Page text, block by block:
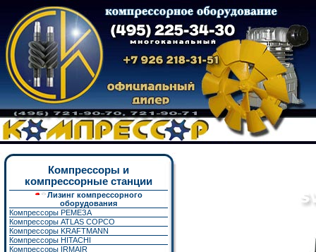
Компрессоры и
компрессорные станции
Лизинг компрессорного
оборудования
Компрессоры РЕМЕЗА
Компрессоры ATLAS COPCO
Компрессоры KRAFTMANN
Компрессоры HITACHI
Компрессоры IRMAIR